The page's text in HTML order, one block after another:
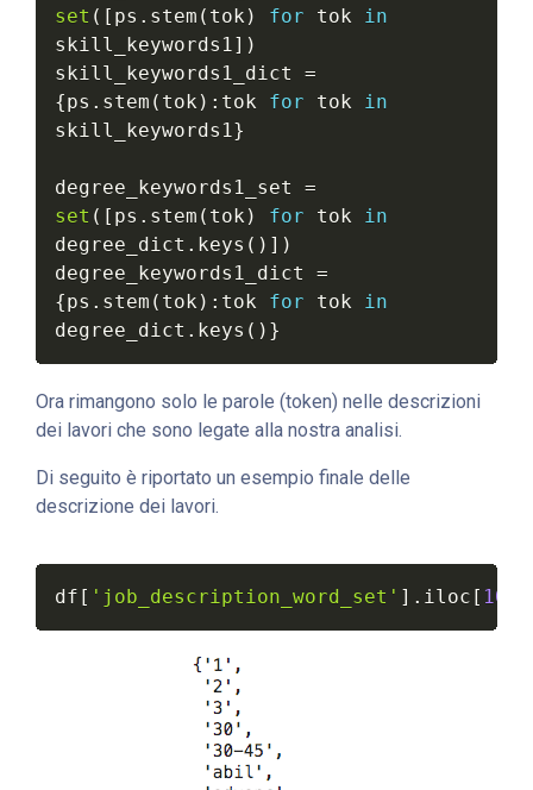
set ( [ ps . stem ( tok ) for tok in
skill_keywords1] )
skill_keywords1_dict =
{ps . stem ( tok ) : tok for tok in
skill_keywords1}
degree_keywords1_set =
set ( [ ps . stem ( tok ) for tok in
degree_dict . keys ( ) ] )
degree_keywords1_dict =
{ps . stem ( tok ) : tok for tok in
degree_dict . keys ( ) }
Ora rimangono solo le parole (token) nelle descrizioni
dei lavori che sono legate alla nostra analisi.
Di seguito è riportato un esempio finale delle
descrizione dei lavori.
df [ 'job_description_word_set' ] . iloc [ 10